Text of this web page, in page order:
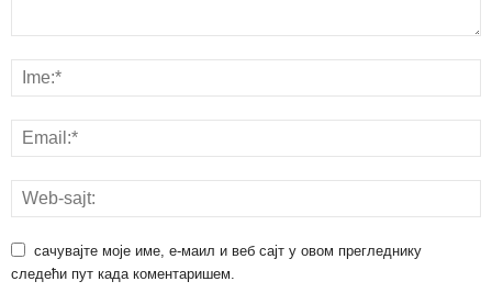
сачувајте моје име, е-маил и веб сајт у овом прегледнику
следећи пут када коментаришем.